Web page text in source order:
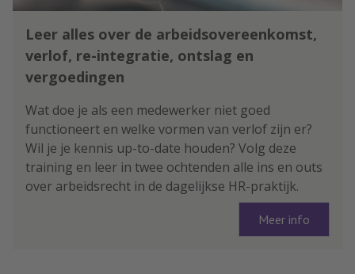
Leer alles over de arbeidsovereenkomst,
verlof, re-integratie, ontslag en
vergoedingen
Wat doe je als een medewerker niet goed
functioneert en welke vormen van verlof zijn er?
Wil je je kennis up-to-date houden? Volg deze
training en leer in twee ochtenden alle ins en outs
over arbeidsrecht in de dagelijkse HR-praktijk.
Meer info